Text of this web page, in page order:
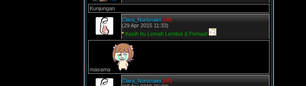
Kunjungan
Clara_Nurisnaini [off]
(29 Apr 2015 11:33)
* Kasih Itu Lemah Lembut & Pemaaf
masama
Clara_Nurisnaini [off]